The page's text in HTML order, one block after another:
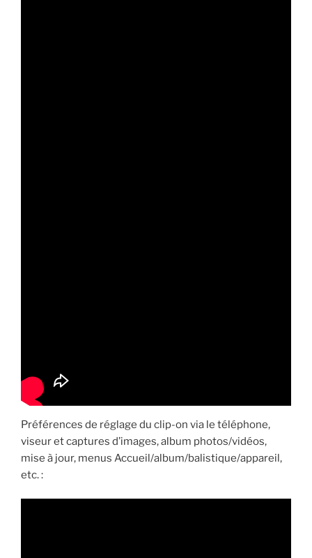
Préférences de réglage du clip-on via le téléphone,
viseur et captures d’images, album photos/vidéos,
mise à jour, menus Accueil/album/balistique/appareil,
etc. :